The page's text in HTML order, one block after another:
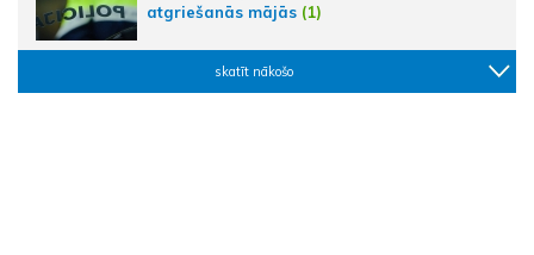
atgriešanās mājās (1)
skatīt nākošo